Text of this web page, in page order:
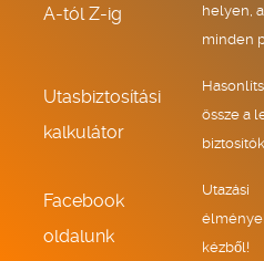
A-tól Z-ig
helyen,
minden
Utasbiztosítási
kalkulátor
össze a
Facebook
oldalunk
Utazási
kézből!